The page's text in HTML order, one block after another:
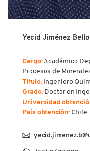
Yecid Jiménez
Cargo: Académico
Procesos de
Título: Ingeniero
Grado: Doctor en
Universidad
País obtención: Chile